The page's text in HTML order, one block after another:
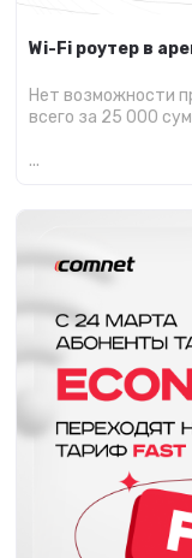
Wi-Fi роутер в
Нет возможности
всего за 25 000
...